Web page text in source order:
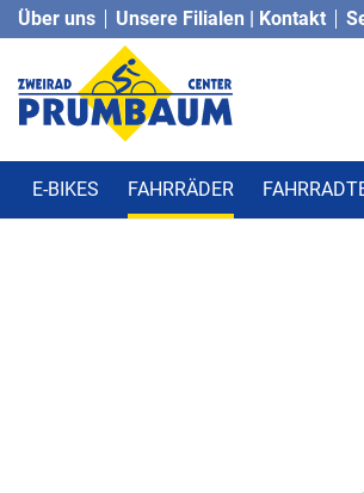
Über uns Unsere Filialen | Kontakt
E-BIKES FAHRRÄDER